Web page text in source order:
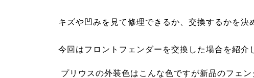
キズや凹みを見て修理できるか、交換するかを決
今回はフロントフェンダーを交換した場合を紹介
プリウスの外装色はこんな色ですが新品のフェン